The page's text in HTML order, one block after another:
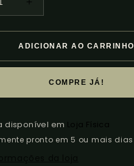
a
quantidade
de
Oase
StreamMax
Classic
5000
ADICIONAR AO CARRINHO
COMPRE JÁ!
disponível em Loja Física
pronto em 5 ou mais dias